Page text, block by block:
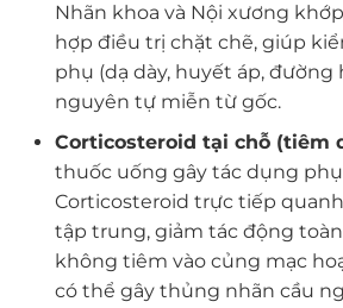
Nhãn khoa và Nội xương
hợp điều trị chặt chẽ, giúp
phụ (dạ dày, huyết áp, đường
nguyên tự miễn từ gốc.
Corticosteroid tại chỗ (tiêm
thuốc uống gây tác dụng
Corticosteroid trực tiếp
tập trung, giảm tác động
không tiêm vào củng mạc
có thể gây thủng nhãn cầu